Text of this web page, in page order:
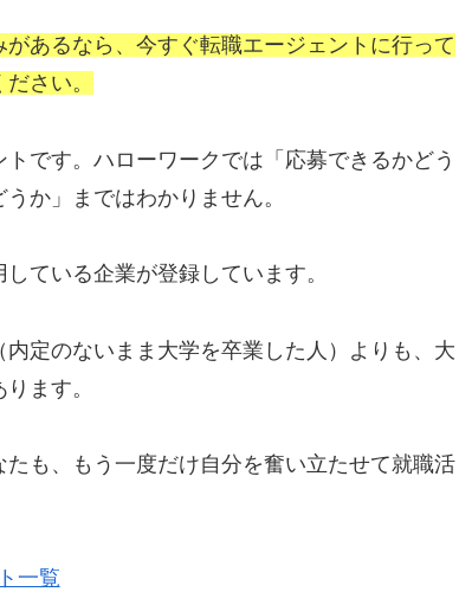
があるなら、今すぐ転職エージェントに行って
さい。
です。ハローワークでは「応募できるかどう
か」まではわかりません。
ている企業が登録しています。
内定のないまま大学を卒業した人）よりも、大
ます。
も、もう一度だけ自分を奮い立たせて就職活
一覧